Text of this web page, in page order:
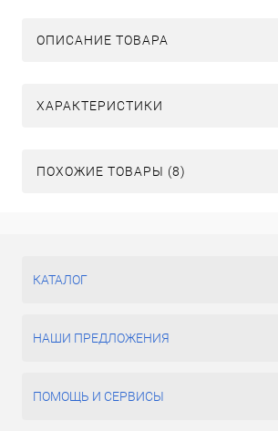
ОПИСАНИЕ ТОВАРА
ХАРАКТЕРИСТИКИ
ПОХОЖИЕ ТОВАРЫ (8)
КАТАЛОГ
НАШИ ПРЕДЛОЖЕНИЯ
ПОМОЩЬ И СЕРВИСЫ